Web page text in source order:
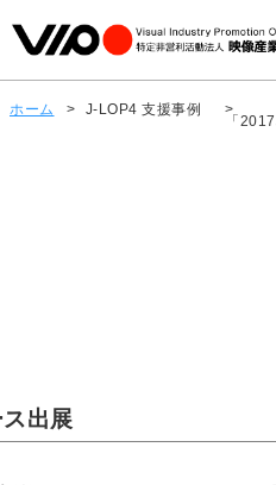
ホーム > J-LOP4 支援事例 >
「
出展